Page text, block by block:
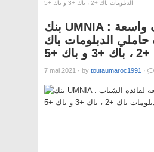
الدبلومات باك +2 ، باك +3 و باك +5
بنك UMNIA : حملة توظيف واسعة
حاملي الدبلومات باك
+2 ، باك +3 و باك +5
7 mai 2021 · by toutaumaroc1991 ·